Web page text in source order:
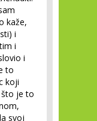
kaže,
i
i
i
to
koji
je to
svoj